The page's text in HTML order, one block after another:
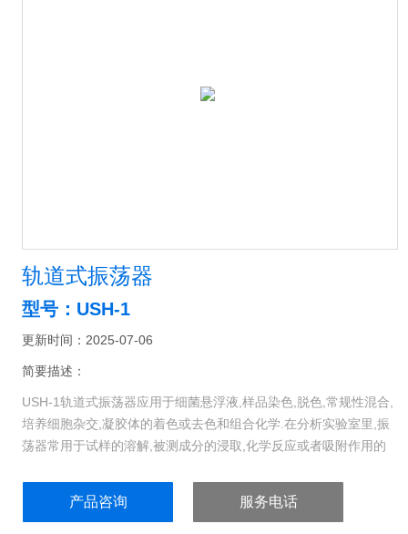
轨道式振荡器
型号：USH-1
更新时间：2025-07-06
简要描述：
USH-1轨道式振荡器应用于细菌悬浮液,样品染色,脱色,常规性混合,
培养细胞杂交,凝胶体的着色或去色和组合化学.在分析实验室里,振
荡器常用于试样的溶解,被测成分的浸取,化学反应或者吸附作用的
产品咨询 服务电话